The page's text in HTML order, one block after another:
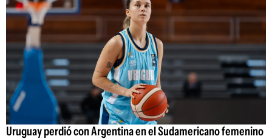
Uruguay perdió con Argentina en el Sudamericano femenino